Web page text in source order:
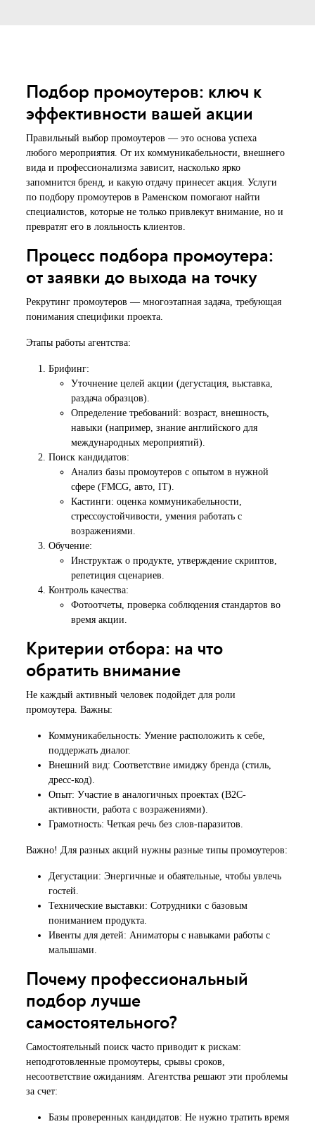
Подбор промоутеров: ключ к
эффективности вашей акции
Правильный выбор промоутеров — это основа успеха
любого мероприятия. От их коммуникабельности, внешнего
вида и профессионализма зависит, насколько ярко
запомнится бренд, и какую отдачу принесет акция. Услуги
по подбору промоутеров в Раменском помогают найти
специалистов, которые не только привлекут внимание, но и
превратят его в лояльность клиентов.
Процесс подбора промоутера:
от заявки до выхода на точку
Рекрутинг промоутеров — многоэтапная задача, требующая
понимания специфики проекта.
Этапы работы агентства:
Брифинг:
Уточнение целей акции (дегустация, выставка,
раздача образцов).
Определение требований: возраст, внешность,
навыки (например, знание английского для
международных мероприятий).
Поиск кандидатов:
Анализ базы промоутеров с опытом в нужной
сфере (FMCG, авто, IT).
Кастинги: оценка коммуникабельности,
стрессоустойчивости, умения работать с
возражениями.
Обучение:
Инструктаж о продукте, утверждение скриптов,
репетиция сценариев.
Контроль качества:
Фотоотчеты, проверка соблюдения стандартов во
время акции.
Критерии отбора: на что
обратить внимание
Не каждый активный человек подойдет для роли
промоутера. Важны:
Коммуникабельность: Умение расположить к себе,
поддержать диалог.
Внешний вид: Соответствие имиджу бренда (стиль,
дресс-код).
Опыт: Участие в аналогичных проектах (B2C-
активности, работа с возражениями).
Грамотность: Четкая речь без слов-паразитов.
Важно! Для разных акций нужны разные типы промоутеров:
Дегустации: Энергичные и обаятельные, чтобы увлечь
гостей.
Технические выставки: Сотрудники с базовым
пониманием продукта.
Ивенты для детей: Аниматоры с навыками работы с
малышами.
Почему профессиональный
подбор лучше
самостоятельного?
Самостоятельный поиск часто приводит к рискам:
неподготовленные промоутеры, срывы сроков,
несоответствие ожиданиям. Агентства решают эти проблемы
за счет:
Базы проверенных кандидатов: Не нужно тратить время